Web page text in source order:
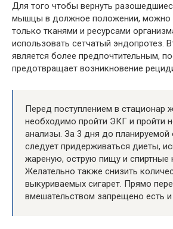
Для того чтобы вернуть
мышцы в должное положении, можно
только тканями и ресурсами
использовать сетчатый эндопротез.
является более предпочтительным,
предотвращает возникновение
Перед поступлением в стационар
необходимо пройти ЭКГ и пройти
анализы. За 3 дня до планируемой
следует придерживаться диеты,
жареную, острую пищу и спиртные
Желательно также снизить
выкуриваемых сигарет. Прямо
вмешательством запрещено есть и